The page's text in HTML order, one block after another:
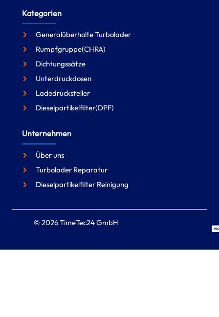
Kategorien
Generalüberholte Turbolader
Rumpfgruppe(CHRA)
Dichtungssätze
Unterdruckdosen
Ladedrucksteller
Dieselpartikelfilter(DPF)
Unternehmen
Über uns
Turbolader Reparatur
Dieselpartikelfilter Reinigung
© 2026 TimeTec24 GmbH